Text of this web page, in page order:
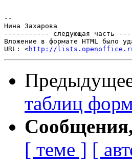
--
Нина Захарова
----------- следующая часть
Вложение в формате HTML было
URL: <http://lists.openoffice.ru/
таблиц
[ теме ] [